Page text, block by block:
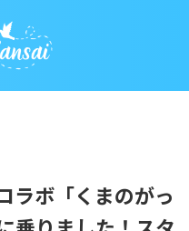
ラボ「くまのがっ